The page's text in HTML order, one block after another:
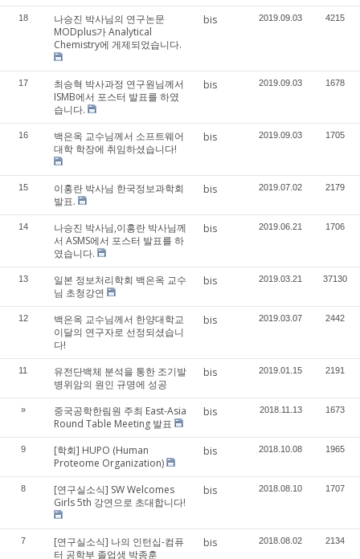
18
나승진 박사님의 연구논문
MODplus가 Analytical
Chemistry에 게제되었습니다.
bis 2019.09.03 4215
17
최승혁 박사과정 연구원님께서
ISMB에서 포스터 발표를 하였
습니다.
bis 2019.09.03 1678
16
백은옥 교수님께서 소프트웨어
대학 학장에 취임하셨습니다!
bis 2019.09.03 1705
15
이홍란 박사님 한국정보과학회
발표.
bis 2019.07.02 2179
14
나승진 박사님,이홍란 박사님께
서 ASMS에서 포스터 발표를 하
였습니다.
bis 2019.06.21 1706
13
일본 정보처리학회 백은옥 교수
님 초청강연
bis 2019.03.21 37130
12
백은옥 교수님께서 한양대학교
이달의 연구자로 선정되셨습니
다!
bis 2019.03.07 2442
11
유전단백체 분석을 통한 조기발
병위암의 원인 규명에 성공
bis 2019.01.15 2191
»
중국공학한림원 주최 East-Asia
Round Table Meeting 발표
bis 2018.11.13 1673
9
[학회] HUPO (Human
Proteome Organization)
bis 2018.10.08 1965
8
[연구실소식] SW Welcomes
Girls 5th 강연으로 초대합니다!
bis 2018.08.10 1707
7
[연구실소식] 나의 인턴십-컴퓨
터 공학부 졸업생 박종훈
bis 2018.08.02 2134